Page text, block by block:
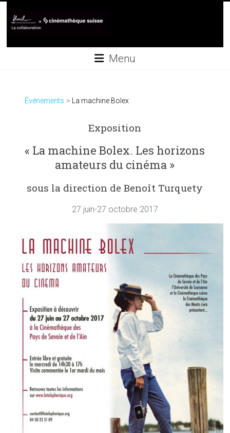
content
Collaboration
suisse
Menu
Événements La machine Bolex
Exposition
« La machine Bolex. Les horizons
amateurs du cinéma »
sous la direction de Benoît Turquety
27 juin-27 octobre 2017